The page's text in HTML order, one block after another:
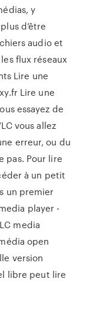
y
d’être
audio et
flux réseaux
Lire une
Lire une
essayez de
vous allez
erreur, ou du
pas. Pour lire
à un petit
un premier
player -
media
open
version
libre peut lire